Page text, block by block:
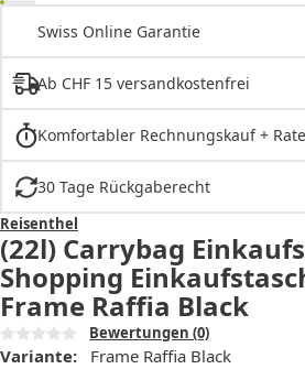
Swiss Online Garantie
Ab CHF 15 versandkostenfrei
Komfortabler Rechnungskauf +
30 Tage Rückgaberecht
Reisenthel
(22l) Carrybag
Shopping
Frame Raffia Black
Bewertungen (0)
Variante: Frame Raffia Black